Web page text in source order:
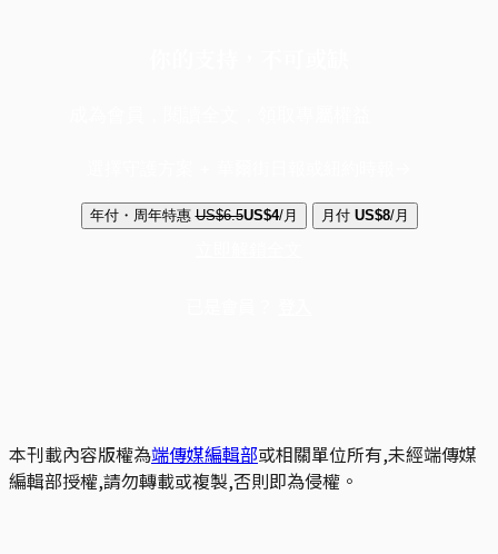
年付・周年特惠 US$6.5US$4/月 月付 US$8/月
本刊載內容版權為端傳媒編輯部或相關單位所有,未經端傳媒
編輯部授權,請勿轉載或複製,否則即為侵權。